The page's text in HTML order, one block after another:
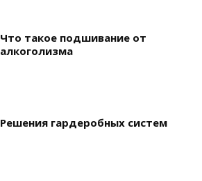
Что такое подшивание от
алкоголизма
Решения гардеробных систем